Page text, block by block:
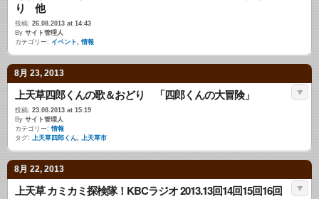
り 他
投稿: 26.08.2013 at 14:43
By サイト管理人
カテゴリー: イベント,情報
8月 23, 2013
上天草四郎くんの歌＆おどり 「四郎くんの大冒険」
投稿: 23.08.2013 at 15:19
By サイト管理人
カテゴリー: 情報
タグ: 上天草四郎くん, 上天草市
8月 22, 2013
上天草 カミカミ探検隊！KBCラジオ 2013.13回14回15回16回